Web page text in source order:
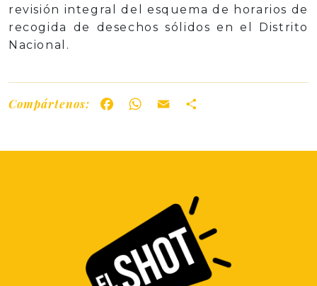
revisión integral del esquema de horarios de
recogida de desechos sólidos en el Distrito
Nacional.
Compártenos: FacebookWhatsApp
Email